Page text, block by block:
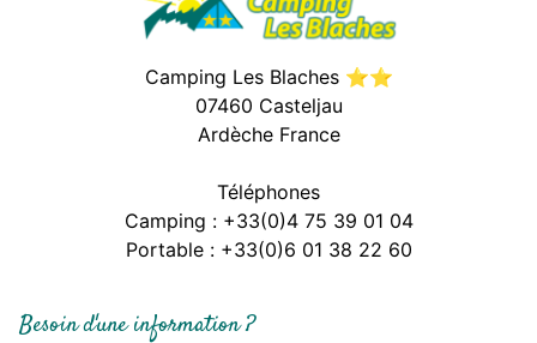
Camping Les Blaches ⭐⭐
07460 Casteljau
Ardèche France
Téléphones
Camping : +33(0)4 75 39 01 04
Portable : +33(0)6 01 38 22 60
Besoin d'une information ?